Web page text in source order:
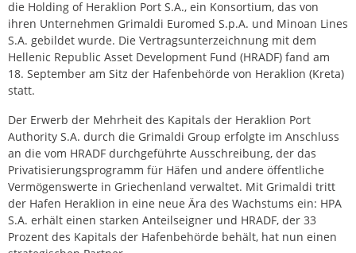
die Holding of Heraklion Port S.A., ein Konsortium, das von
ihren Unternehmen Grimaldi Euromed S.p.A. und Minoan Lines
S.A. gebildet wurde. Die Vertragsunterzeichnung mit dem
Hellenic Republic Asset Development Fund (HRADF) fand am
18. September am Sitz der Hafenbehörde von Heraklion (Kreta)
statt.
Der Erwerb der Mehrheit des Kapitals der Heraklion Port
Authority S.A. durch die Grimaldi Group erfolgte im Anschluss
an die vom HRADF durchgeführte Ausschreibung, der das
Privatisierungsprogramm für Häfen und andere öffentliche
Vermögenswerte in Griechenland verwaltet. Mit Grimaldi tritt
der Hafen Heraklion in eine neue Ära des Wachstums ein: HPA
S.A. erhält einen starken Anteilseigner und HRADF, der 33
Prozent des Kapitals der Hafenbehörde behält, hat nun einen